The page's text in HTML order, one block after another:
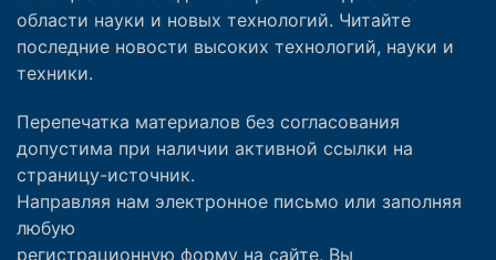
области науки и новых технологий. Читайте
последние новости высоких технологий, науки и
техники.
Перепечатка материалов без согласования
допустима при наличии активной ссылки на
страницу-источник.
Направляя нам электронное письмо или заполняя
любую
регистрационную форму на сайте, Вы